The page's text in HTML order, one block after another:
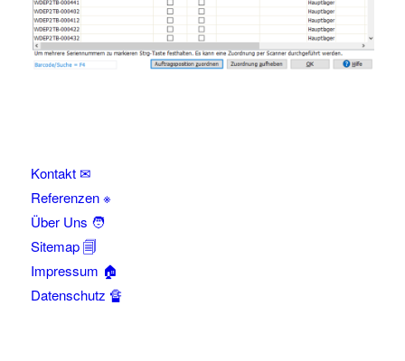
Kontakt ✉
Referenzen ※
Über Uns 🧑
Sitemap 🗐
Impressum 🏠
Datenschutz 🔏